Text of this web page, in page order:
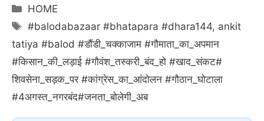
Categories
HOME
Tags
#balodabazaar #bhatapara #dhara144, ankit
tatiya #balod #डौंडी_चक्काजाम #गौमाता_का_अपमान
#किसान_की_लड़ाई #गौवंश_तस्करी_बंद_हो #खाद_संकट#
शिवसेना_सड़क_पर #कांग्रेस_का_आंदोलन #गौठान_घोटाला
#4अगस्त_नगरबंद#जनता_बोलेगी_अब